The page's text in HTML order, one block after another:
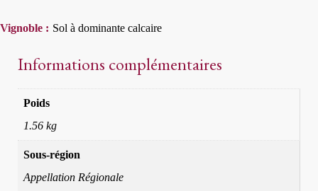
Vignoble : Sol à dominante calcaire
Informations complémentaires
Poids
1.56 kg
Sous-région
Appellation Régionale